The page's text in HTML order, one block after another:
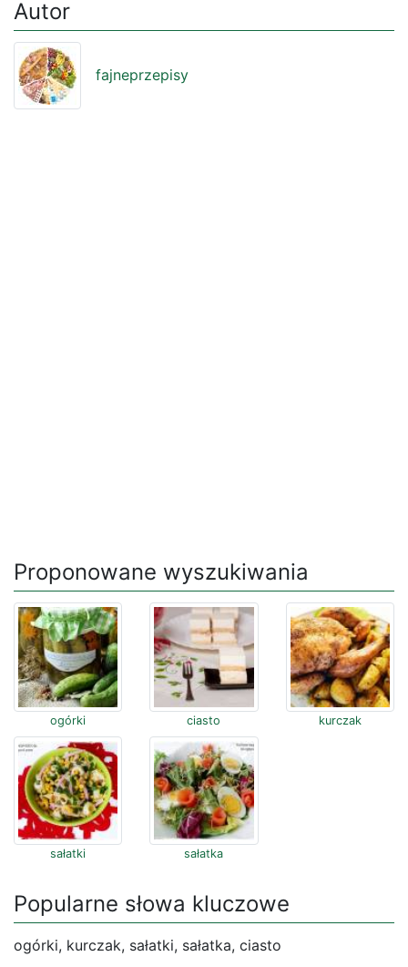
Autor
fajneprzepisy
Proponowane wyszukiwania
ogórki ciasto kurczak
sałatki sałatka
Popularne słowa kluczowe
ogórki, kurczak, sałatki, sałatka, ciasto